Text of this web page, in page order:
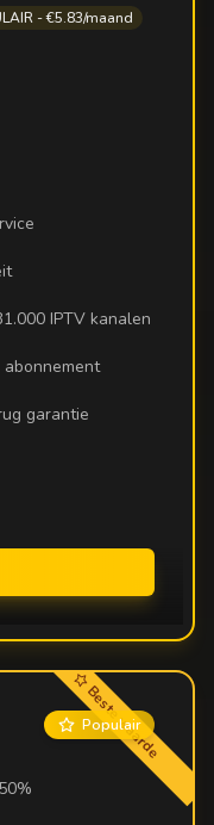
- €5.83/maand
IPTV kanalen
garantie
Beste waarde
Populair